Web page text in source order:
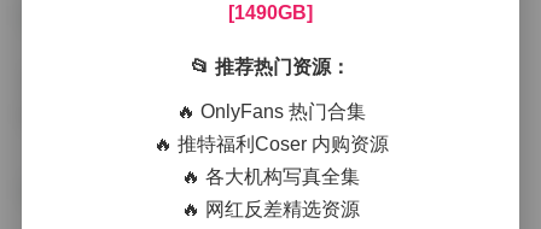
国模艺术写真精选326套合集 – 高清资源[1490GB]
[1490GB]
📂 推荐热门资源：
🔥 OnlyFans 热门合集
🔥 推特福利Coser 内购资源
🔥 各大机构写真全集
🔥 网红反差精选资源